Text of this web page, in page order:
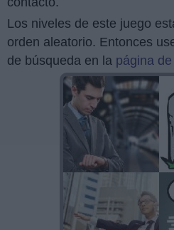
Los niveles de este juego
orden aleatorio. Entonces
de búsqueda en la página